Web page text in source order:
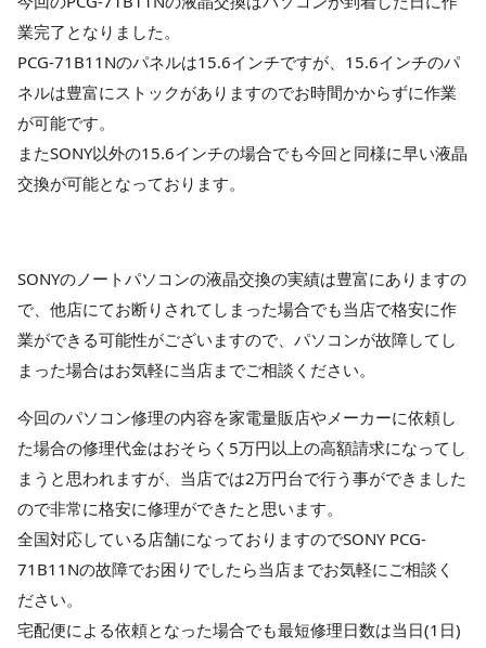
業完了となりました。
PCG-71B11Nのパネルは15.6インチですが、15.6インチのパ
ネルは豊富にストックがありますのでお時間かからずに作業
が可能です。
またSONY以外の15.6インチの場合でも今回と同様に早い液晶
交換が可能となっております。
SONYのノートパソコンの液晶交換の実績は豊富にありますの
で、他店にてお断りされてしまった場合でも当店で格安に作
業ができる可能性がございますので、パソコンが故障してし
まった場合はお気軽に当店までご相談ください。
今回のパソコン修理の内容を家電量販店やメーカーに依頼し
た場合の修理代金はおそらく5万円以上の高額請求になってし
まうと思われますが、当店では2万円台で行う事ができました
ので非常に格安に修理ができたと思います。
全国対応している店舗になっておりますのでSONY PCG-
71B11Nの故障でお困りでしたら当店までお気軽にご相談く
ださい。
宅配便による依頼となった場合でも最短修理日数は当日(1日)